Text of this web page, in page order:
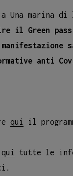
a Una marina
il Green
anti
qui il
qui tutte le